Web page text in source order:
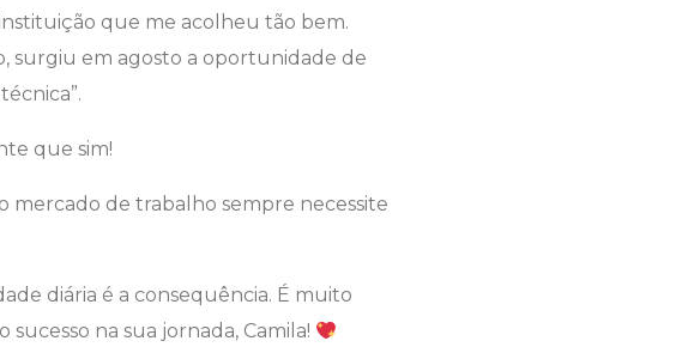
que me acolheu tão bem.
surgiu em agosto a oportunidade de
que sim!
mercado de trabalho sempre necessite
diária é a consequência. É muito
sucesso na sua jornada, Camila!